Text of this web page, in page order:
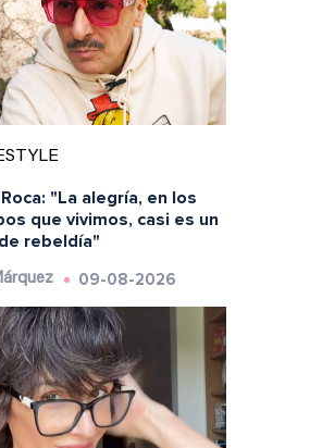
"La alegría, en los
que vivimos, casi es un
rebeldía"
09-08-2026